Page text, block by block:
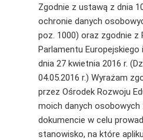
Zgodnie z ustawą z dnia
ochronie danych
poz. 1000) oraz zgodnie z
Parlamentu Europejskiego
dnia 27 kwietnia 2016 r.
04.05.2016 r.) Wyrażam
przez Ośrodek Rozwoju
moich danych
dokumencie w celu
stanowisko, na które